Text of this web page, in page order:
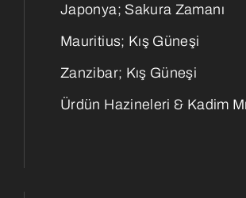
Japonya; Sakura Zamanı
Mauritius; Kış Güneşi
Zanzibar; Kış Güneşi
Ürdün Hazineleri & Kadim